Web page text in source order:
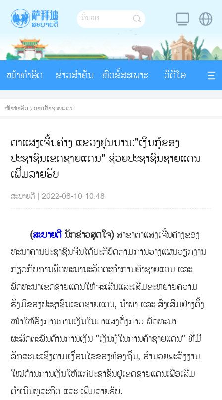
ໜ້າທຳອິດ ຂ່າວສຳຄັນ ຫົວຂໍ້ສະເພາະ ວິດີໂອ
ໜ້າທຳອິດ >ການຄ້າຊາຍແດນ
ຕາແສງເຈີ້ນຄ່າງ ແຂວງຢຸນນານ:"ເງິນກູ້ຂອງ
ປະຊາຊົນເຂດຊາຍແດນ" ຊ່ວຍປະຊາຊົນຊາຍແດນ
ເພີ່ມລາຍຮັບ
ສະບາຍດີ |2022-08-10 10:48
(ສະບາຍດີ ນັກຂ່າວສຸດໃຈ) ສາຂາຕາແສງເຈີ້ນຄ່າງຂອງ
ທະນາຄານປະຊາຊົນຈີນໄດ້ປະຕິບັດຕາມການວາງແຜນວຽກງານ
ກ່ຽວກັບການພັດທະນານະວັດຕະກຳການຄ້າຊາຍແດນ ແລະ
ພັດທະນາເຂດຊາຍແດນໃຫ້ຈະເລີນແລະເສີມຂະຫຍາຍຄວາມ
ຮັ່ງມີຂອງປະຊາຊົນເຂດຊາຍແດນ, ນຳພາ ແລະ ສົ່ງເສີມຢ່າງຕັ້ງ
ໜ້າໃຫ້ອົງການການເງິນໃນຕາແສງດັ່ງກ່າວ ພັດທະນາ
ຜະລິດຕະພັນດ້ານການເງິນ "ເງິນກູ້ໃນການຄ້າຊາຍແດນ" ທີ່ມີ
ລັກສະນະເຊິ່ງຕາມເງື່ອນໄຂຂອງທ້ອງຖິ່ນ, ອຳນວຍພະລັງງານ
ໃໝ່ດ້ານການເງິນໃຫ້ແກ່ປະຊາຊົນຢູ່ເຂດຊາຍແດນເພື່ອເລີ່ມ
ດຳເນີນທຸລະກິດ ແລະ ເພີ່ມລາຍຮັບ.